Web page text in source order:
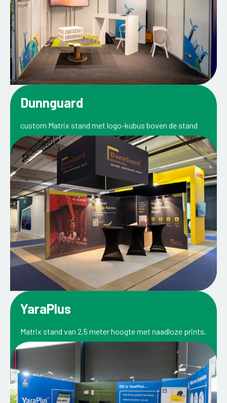
Dunnguard
custom Matrix stand met logo-kubus boven de stand
YaraPlus
Matrix stand van 2,5 meter hoogte met naadloze prints.